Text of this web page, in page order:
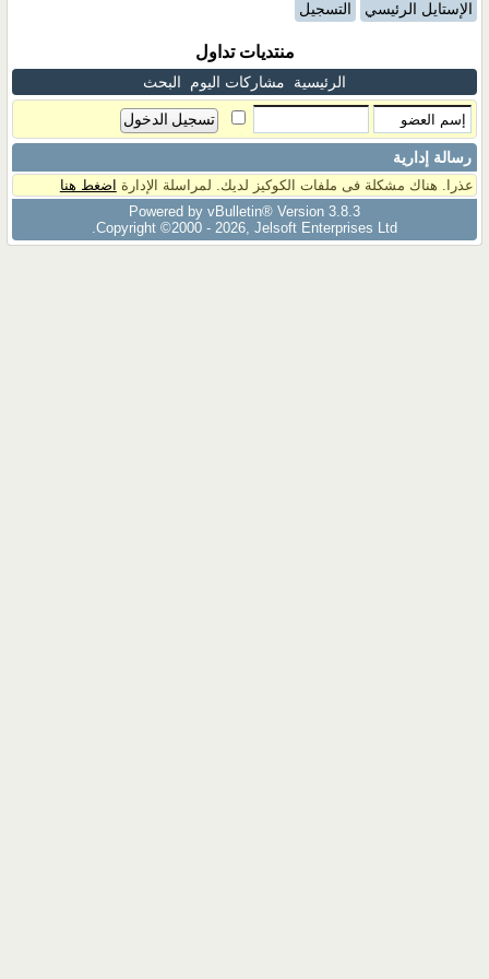
الإستايل الرئيسي التسجيل
منتديات تداول
الرئيسية مشاركات اليوم البحث
رسالة إدارية
عذرا. هناك مشكلة فى ملفات الكوكيز لديك. لمراسلة الإدارة اضغط هنا
Powered by vBulletin® Version 3.8.3
Copyright ©2000 - 2026, Jelsoft Enterprises Ltd.